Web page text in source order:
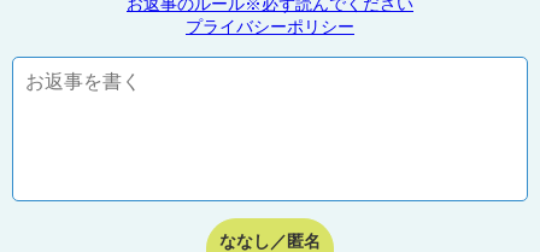
プライバシーポリシー
ななし／匿名